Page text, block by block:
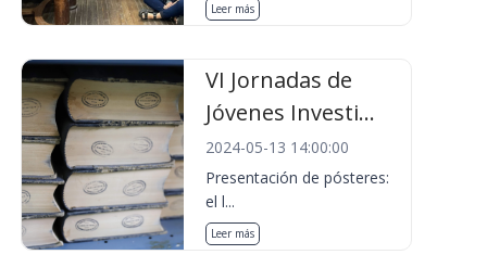
Leer más
VI Jornadas de
Jóvenes Investi...
2024-05-13 14:00:00
Presentación de pósteres:
el l...
Leer más